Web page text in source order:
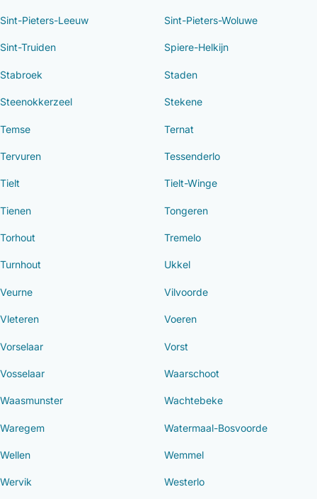
Sint-Pieters-Leeuw Sint-Pieters-Woluwe
Sint-Truiden Spiere-Helkijn
Stabroek Staden
Steenokkerzeel Stekene
Temse Ternat
Tervuren Tessenderlo
Tielt Tielt-Winge
Tienen Tongeren
Torhout Tremelo
Turnhout Ukkel
Veurne Vilvoorde
Vleteren Voeren
Vorselaar Vorst
Vosselaar Waarschoot
Waasmunster Wachtebeke
Waregem Watermaal-Bosvoorde
Wellen Wemmel
Wervik Westerlo